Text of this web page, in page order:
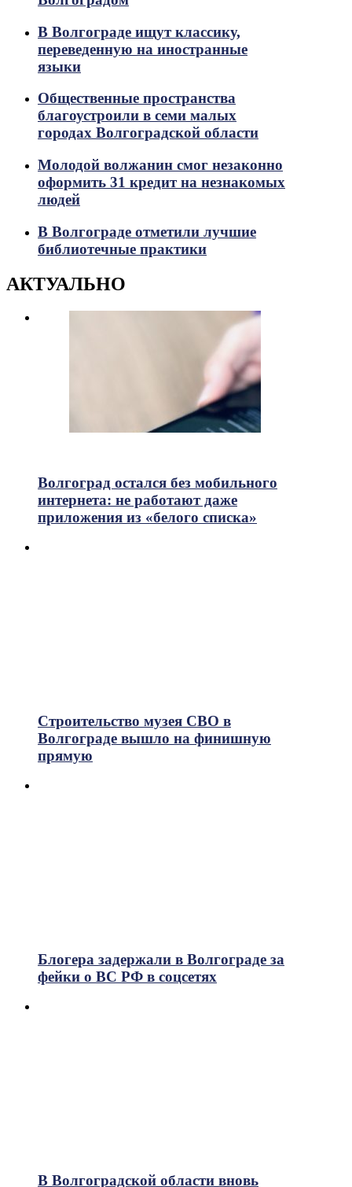
В Волгограде ищут классику,
переведенную на иностранные
языки
Общественные пространства
благоустроили в семи малых
городах Волгоградской области
Молодой волжанин смог незаконно
оформить 31 кредит на незнакомых
людей
В Волгограде отметили лучшие
библиотечные практики
АКТУАЛЬНО
Волгоград остался без мобильного
интернета: не работают даже
приложения из «белого списка»
Строительство музея СВО в
Волгограде вышло на финишную
прямую
Блогера задержали в Волгограде за
фейки о ВС РФ в соцсетях
В Волгоградской области вновь